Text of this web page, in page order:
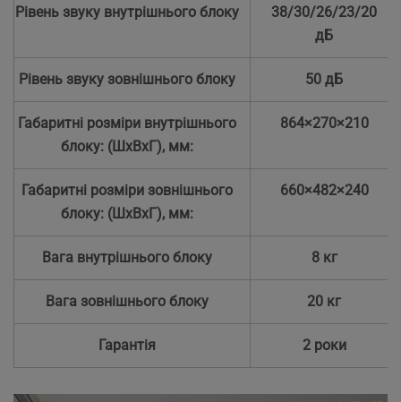
Рівень звуку внутрішнього блоку
38/30/26/23/20
дБ
Рівень звуку зовнішнього блоку 50 дБ
Габаритні розміри внутрішнього
блоку: (ШхВхГ), мм:
864×270×210
Габаритні розміри зовнішнього
блоку: (ШхВхГ), мм:
660×482×240
Вага внутрішнього блоку 8 кг
Вага зовнішнього блоку 20 кг
Гарантія 2 роки